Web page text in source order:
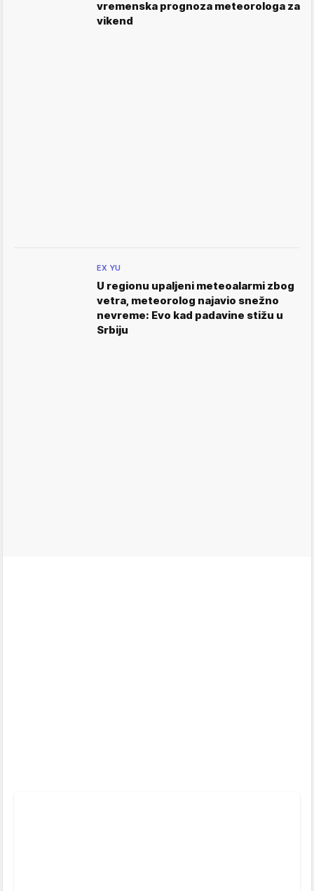
vremenska prognoza meteorologa za
vikend
EX YU
U regionu upaljeni meteoalarmi zbog
vetra, meteorolog najavio snežno
nevreme: Evo kad padavine stižu u
Srbiju